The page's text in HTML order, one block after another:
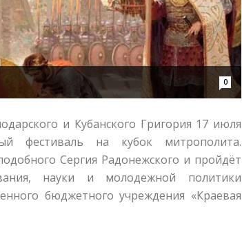
0
и Кубанского Григория 17 июля
фестиваль на кубок митрополита.
Сергия Радонежского и пройдёт
науки и молодежной политики
бюджетного учреждения «Краевая